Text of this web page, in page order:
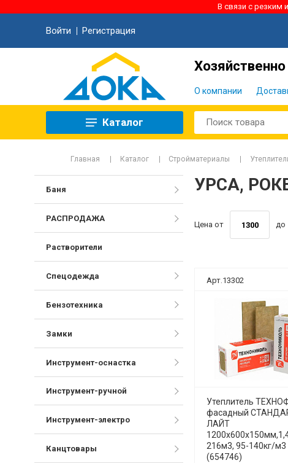
В связи с резким
Войти Регистрация
О компании
Каталог
Главная Каталог Стройматериалы
УРСА,
Цена от до
Арт.13302
Утеплитель
фасадный
ЛАЙТ
216м3, 95-140кг/
(654746)
Баня
РАСПРОДАЖА
Растворители
Спецодежда
Бензотехника
Замки
Инструмент-оснастка
Инструмент-ручной
Инструмент-электро
Канцтовары